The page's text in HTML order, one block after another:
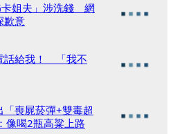
卡姐夫」涉洗錢 網
歉意
話給我！ 「我不
喪屍菸彈+雙毒超
喝2瓶高粱上路